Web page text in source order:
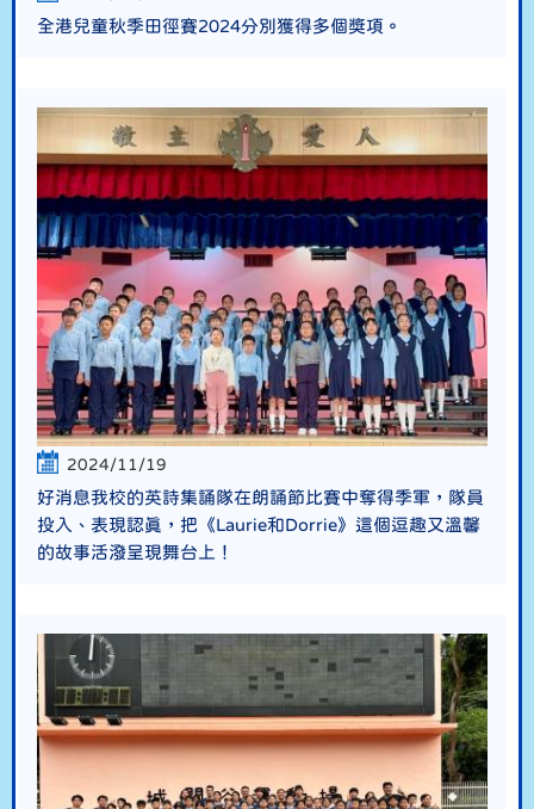
全港兒童秋季田徑賽2024分別獲得多個獎項。
2024/11/19
好消息我校的英詩集誦隊在朗誦節比賽中奪得季軍，隊員
投入、表現認真，把《Laurie和Dorrie》這個逗趣又溫馨
的故事活潑呈現舞台上！